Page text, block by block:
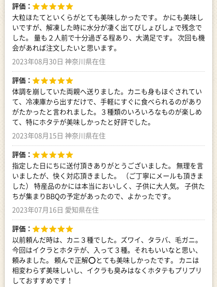
評価：
大粒ほたてといくらがとても美味しかったです。 かにも美味し
いですが、解凍した時に水分が凄く出てびしょびしょで残念で
した。 量も２人前で十分過ぎる程あり、大満足です。 次回も機
会があれば注文したいと思います。
2023年08月30日 神奈川県在住
評価：
体調を崩していた両親ヘ送りました。カニも身もほぐされてい
て、冷凍庫から出すだけで、手軽にすぐに食べられるのがあり
がたかったと言われました。３種類のいろいろなものが楽しめ
て、特にホタテが美味しかったと好評でした。
2023年08月15日 神奈川県在住
評価：
指定した日にちに送付頂きありがとうございました。 無理を言
いましたが、快く対応頂きました。 （ご丁寧にメールも頂きま
した） 特産品のかには本当においしく、子供に大人気。 子供た
ちが集まりBBQの予定があったので、よかったです。
2023年07月16日 愛知県在住
評価：
以前頼んだ時は、カニ３種でした。ズワイ、タラバ、毛ガニ。
今回はイクラとホタテが、入って３種。それもいいなと思い、
頼みました。 頼んで正解⭕️とても美味しかったです。 カニは
相変わらず美味しいし、イクラも臭みはなくホタテもプリプリ
しておすすめです！